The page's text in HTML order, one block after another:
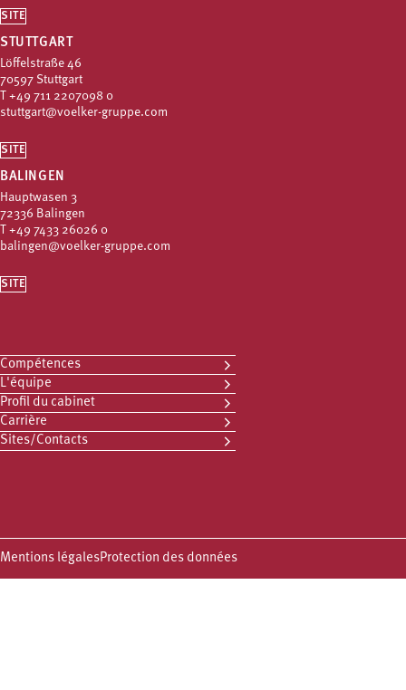
SITE
STUTTGART
Löffelstraße 46
70597 Stuttgart
T +49 711 2207098 0
stuttgart@voelker-gruppe.com
SITE
BALINGEN
Hauptwasen 3
72336 Balingen
T +49 7433 26026 0
balingen@voelker-gruppe.com
SITE
Compétences
L'équipe
Profil du cabinet
Carrière
Sites/Contacts
Mentions légalesProtection des données